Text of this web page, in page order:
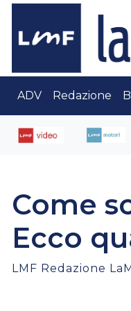
ADV Redazione
Come
Ecco
LMF Redazione